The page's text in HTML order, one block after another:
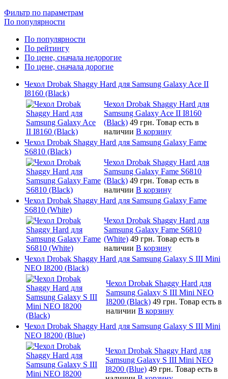
Фильтр по параметрам
По популярности
По популярности
По рейтингу
По цене, сначала недорогие
По цене, сначала дорогие
Чехол Drobak Shaggy Hard для Samsung Galaxy Ace II
I8160 (Black)
Чехол Drobak Shaggy Hard для
Samsung Galaxy Ace II I8160
(Black) 49 грн. Товар есть в
наличии В корзину
Чехол Drobak Shaggy Hard для Samsung Galaxy Fame
S6810 (Black)
Чехол Drobak Shaggy Hard для
Samsung Galaxy Fame S6810
(Black) 49 грн. Товар есть в
наличии В корзину
Чехол Drobak Shaggy Hard для Samsung Galaxy Fame
S6810 (White)
Чехол Drobak Shaggy Hard для
Samsung Galaxy Fame S6810
(White) 49 грн. Товар есть в
наличии В корзину
Чехол Drobak Shaggy Hard для Samsung Galaxy S III Mini
NEO I8200 (Black)
Чехол Drobak Shaggy Hard для
Samsung Galaxy S III Mini NEO
I8200 (Black) 49 грн. Товар есть в
наличии В корзину
Чехол Drobak Shaggy Hard для Samsung Galaxy S III Mini
NEO I8200 (Blue)
Чехол Drobak Shaggy Hard для
Samsung Galaxy S III Mini NEO
I8200 (Blue) 49 грн. Товар есть в